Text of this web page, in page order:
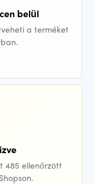
belül
a terméket
485 ellenőrzött